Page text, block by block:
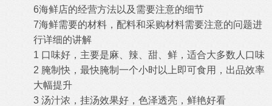
6海鲜店的经营方法以及需要注意的细节
7海鲜需要的材料，配料和采购材料需要注意的问题进
行详细的讲解
1 口味好，主要是麻、辣、甜、鲜，适合大多数人口味
2 腌制快，最快腌制一个小时以上即可食用，出品效率
大幅提升
3 汤汁浓，挂汤效果好，色泽透亮，鲜艳好看